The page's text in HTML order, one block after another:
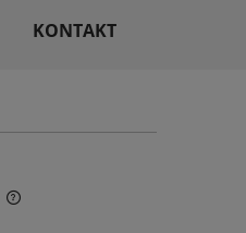
KONTAKT